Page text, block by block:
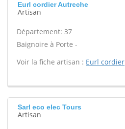
Eurl cordier Autreche
Artisan
Département: 37
Baignoire à Porte -
Voir la fiche artisan : Eurl cordier
Sarl eco elec Tours
Artisan